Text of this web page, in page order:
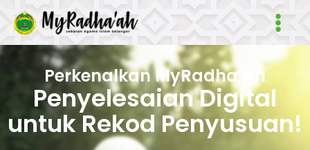
Main
Perkenalkan MyRadha’ah
Penyelesaian Digital
untuk Rekod Penyusuan!